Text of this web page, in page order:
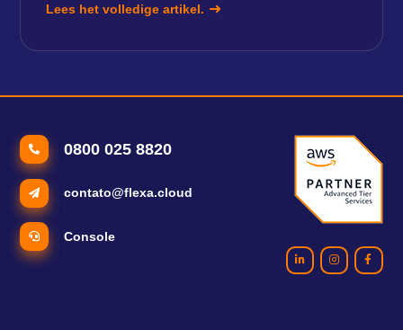
Lees het volledige artikel.
0800 025 8820
contato@flexa.cloud
Console